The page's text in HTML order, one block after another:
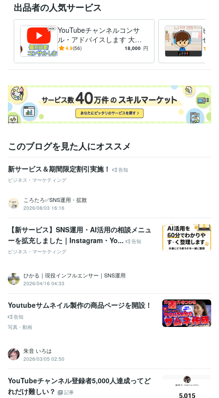
出品者の人気サービス
YouTubeチャンネルコンサ
ル・アドバイスします 大手
タレント事務所で開設〜収益
した
4.9(56) 18,000 円
ビデ
せや
る円
このブログを見た人にオススメ
新サービス＆期間限定割引実施！
告知
ビジネス・マーケティング
ころたろ✅SNS運用・拡散
2026/08/03 16:16
【新サービス】SNS運用・AI活用の相談メニュ
ーを拡充しました｜Instagram・Yo...
告知
ビジネス・マーケティング
ひかる｜現役インフルエンサー｜SNS運用
2026/04/16 04:33
Youtubeサムネイル製作の商品ページを開設！
告知
写真・動画
朱音 いろは
2026/03/05 02:50
YouTubeチャンネル登録者5,000人達成ってど
れだけ難しい？
記事